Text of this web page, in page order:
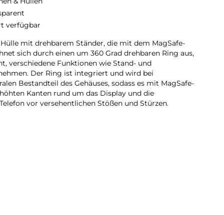
verfügbar
mit drehbarem Ständer, die mit dem MagSafe-
sich durch einen um 360 Grad drehbaren Ring aus,
verschiedene Funktionen wie Stand- und
Der Ring ist integriert und wird bei
Bestandteil des Gehäuses, sodass es mit MagSafe-
Kanten rund um das Display und die
vor versehentlichen Stößen und Stürzen.